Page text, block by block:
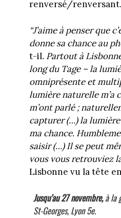
renversé/renversant.
“J’aime à penser que
donne sa chance au
t-il. Partout à
long du Tage – la
omniprésente et
lumière naturelle m’a
m’ont parlé ;
capturer (…) la
ma chance.
saisir (…) Il se peut
vous vous retrouviez
Lisbonne vu la tête
Jusqu’au 27 novembre,à la
St-Georges, Lyon 5e.